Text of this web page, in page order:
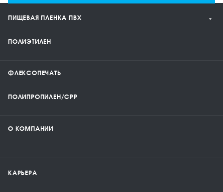
ПИЩЕВАЯ ПЛЕНКА ПВХ
ПОЛИЭТИЛЕН
ФЛЕКСОПЕЧАТЬ
ПОЛИПРОПИЛЕН/CPP
О КОМПАНИИ
КАРЬЕРА